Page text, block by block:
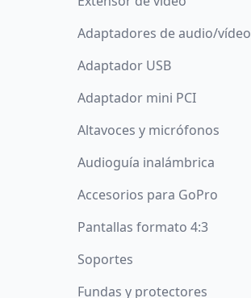
Adaptadores de audio/vídeo
Adaptador USB
Adaptador mini PCI
Altavoces y micrófonos
Audioguía inalámbrica
Accesorios para GoPro
Pantallas formato 4:3
Soportes
Fundas y protectores